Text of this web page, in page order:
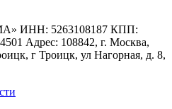
ИНН: 5263108187 КПП:
Адрес: 108842, г. Москва,
г Троицк, ул Нагорная, д. 8,